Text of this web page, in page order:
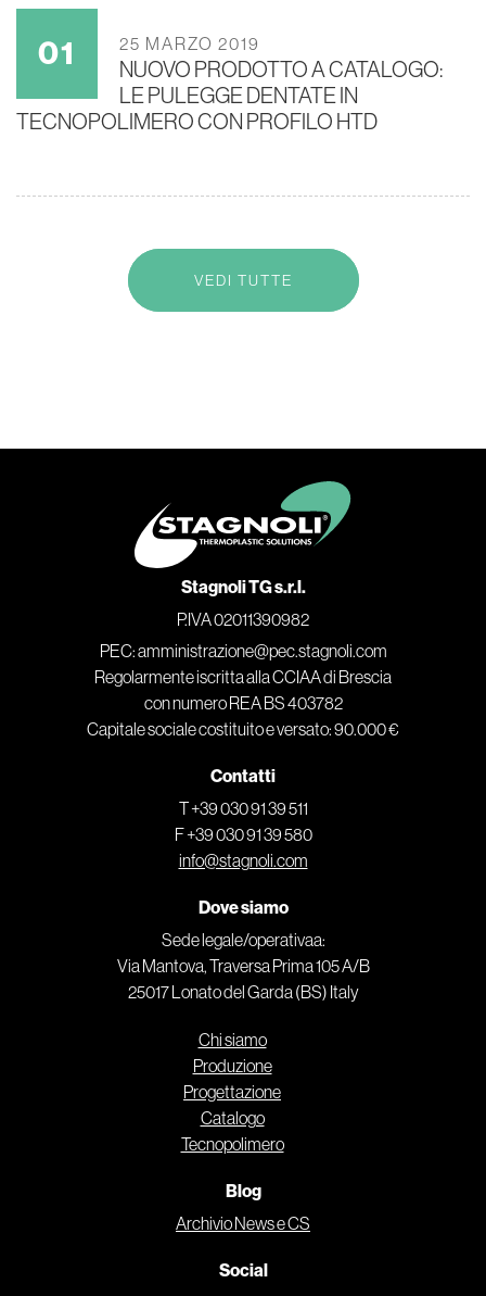
25 MARZO 2019
NUOVO PRODOTTO A CATALOGO:
LE PULEGGE DENTATE IN
TECNOPOLIMERO CON PROFILO HTD
VEDI TUTTE
Stagnoli TG s.r.l.
P.IVA 02011390982
PEC: amministrazione@pec.stagnoli.com
Regolarmente iscritta alla CCIAA di Brescia
con numero REA BS 403782
Capitale sociale costituito e versato: 90.000 €
Contatti
T +39 030 91 39 511
F +39 030 91 39 580
info@stagnoli.com
Dove siamo
Sede legale/operativaa:
Via Mantova, Traversa Prima 105 A/B
25017 Lonato del Garda (BS) Italy
Chi siamo
Produzione
Progettazione
Catalogo
Tecnopolimero
Blog
Archivio News e CS
Social